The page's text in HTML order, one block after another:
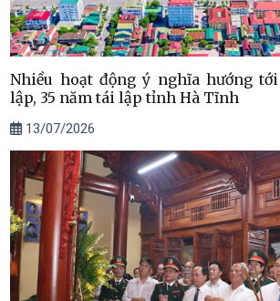
Nhiều hoạt động ý nghĩa hướng
lập, 35 năm tái lập tỉnh Hà Tĩnh
13/07/2026